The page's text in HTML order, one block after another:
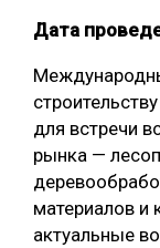
МЕБЕЛЬНОЕ
Дата
для встречи
рынка —
материалов и
актуальные